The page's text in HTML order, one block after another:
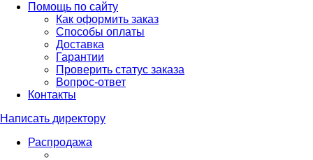
Помощь по сайту
Как оформить заказ
Способы оплаты
Доставка
Гарантии
Проверить статус заказа
Вопрос-ответ
Контакты
Написать директору
Распродажа